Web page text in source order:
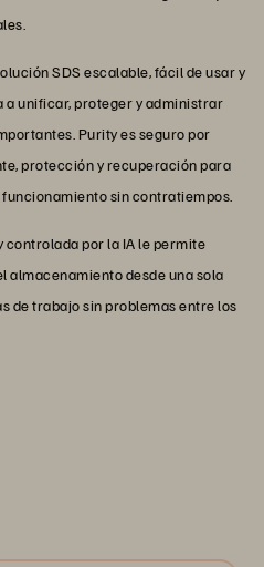
SDS escalable, fácil de usar y
a unificar, proteger y administrar
Purity es seguro por
protección y recuperación para
sin contratiempos.
por la IA le permite
almacenamiento desde una sola
de trabajo sin problemas entre los